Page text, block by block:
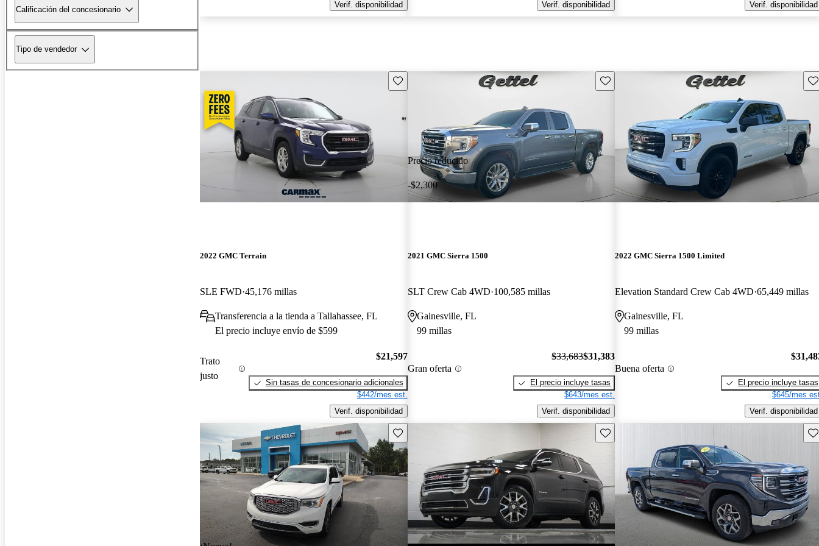
Calificación del concesionario
Tipo de vendedor
Verif. disponibilidad Verif. disponibilidad Verif. disponibilidad
Guarda este Aviso
2022 GMC Terrain
SLE FWD 45,176 millas
Transferencia a la tienda a Tallahassee, FL
El precio incluye envío de $599
Trato
justo
$21,597
Sin tasas de concesionario adicionales
$442/mes est.
Verif. disponibilidad
Precio reducido
-$2,300
Guarda este Aviso
2021 GMC Sierra 1500
SLT Crew Cab 4WD 100,585 millas
Gainesville, FL
99 millas
Gran oferta
$33,683$31,383
El precio incluye tasas
$643/mes est.
Verif. disponibilidad
2022 GMC Sierra 1500 Limited
Elevation Standard Crew Cab 4WD 65,449 millas
Gainesville, FL
99 millas
Buena oferta
El precio incluye tasas
$645/mes
Verif. disponibilidad
Guarda este Aviso Guarda este Aviso